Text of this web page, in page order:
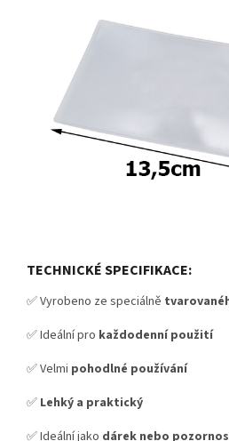
TECHNICKÉ SPECIFIKACE:
✅ Vyrobeno ze speciálně
✅ Ideální pro každodenní použití
✅ Velmi pohodlné používání
✅ Lehký a praktický
✅ Ideální jako dárek nebo